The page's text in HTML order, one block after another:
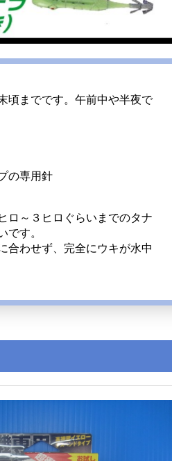
頃までです。午前中や半夜で
の専用針
ロ～３ヒロぐらいまでのタナ
です。
合わせず、完全にウキが水中